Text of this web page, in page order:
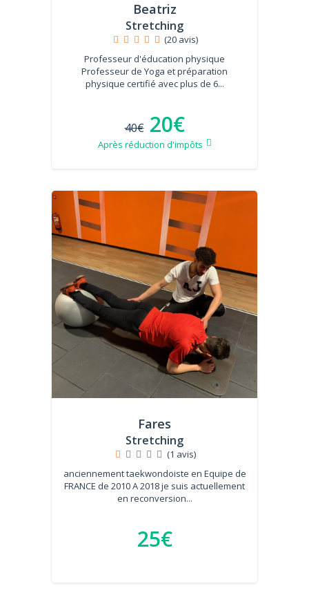
Beatriz
Stretching
(20 avis)
Professeur d'éducation physique
Professeur de Yoga et préparation
physique certifié avec plus de 6...
40€ 20€
Après réduction d'impôts
Fares
Stretching
(1 avis)
anciennement taekwondoiste en Equipe de
FRANCE de 2010 A 2018 je suis actuellement
en reconversion...
25€